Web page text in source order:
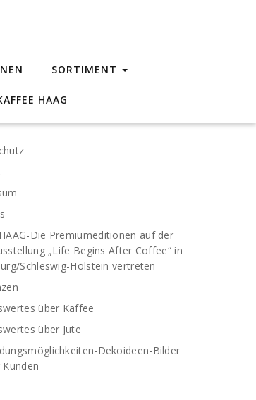
SORTIMENT
HAAG
Die Premiumeditionen auf der
„Life Begins After Coffee“ in
Schleswig-Holstein vertreten
über Kaffee
über Jute
Dekoideen-Bilder